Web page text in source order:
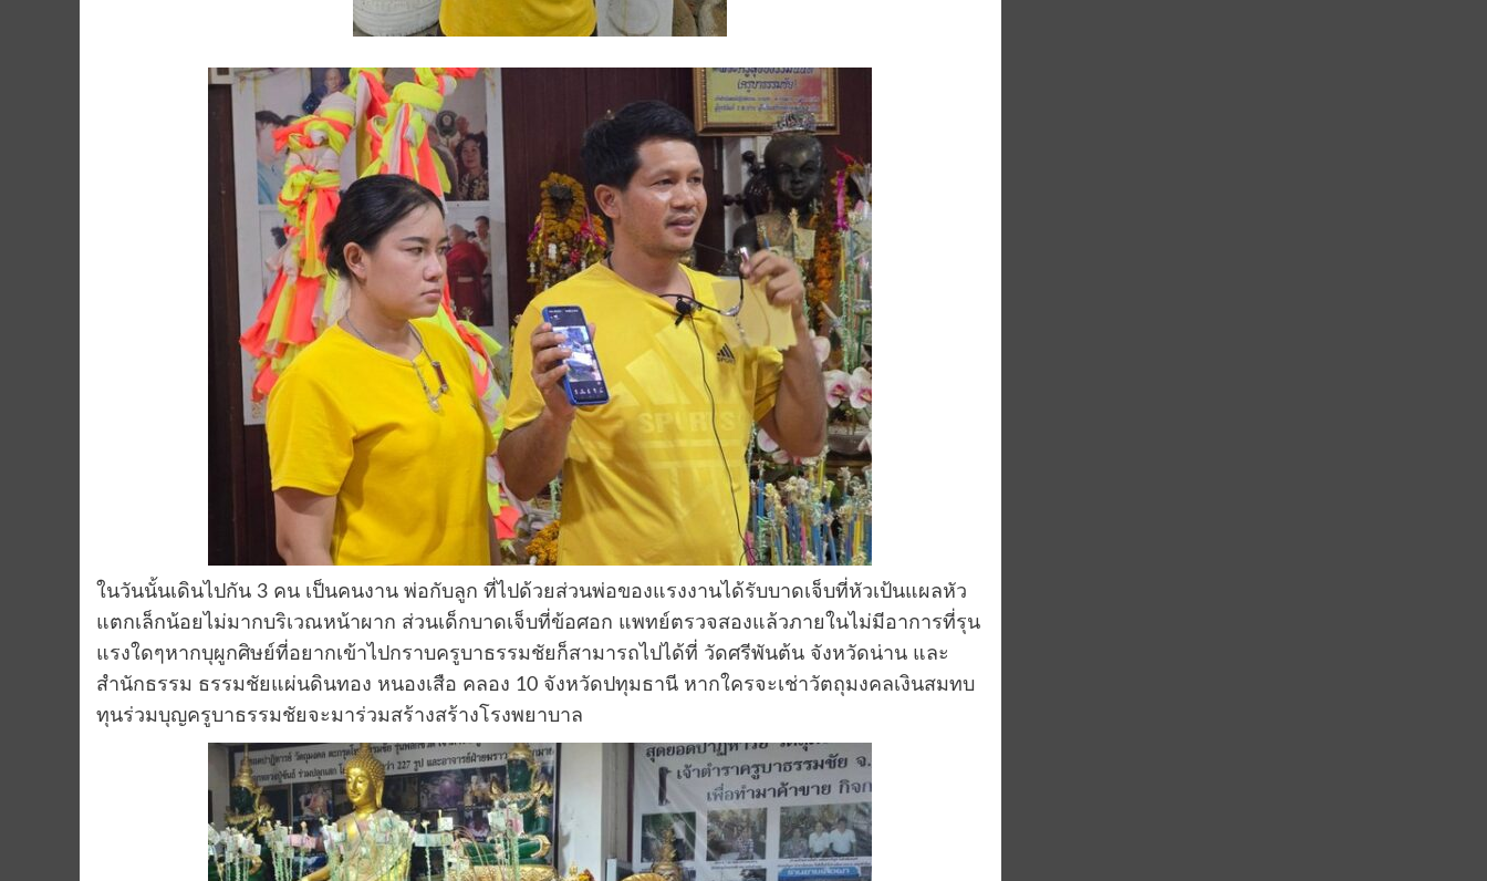
ในวันนั้นเดินไปกัน 3 คน เป็นคนงาน พ่อกับลูก ที่ไปด้วยส่วนพ่อของแรงงานได้รับบาดเจ็บที่หัวเป้นแผลหัว
แตกเล็กน้อยไม่มากบริเวณหน้าผาก ส่วนเด็กบาดเจ็บที่ข้อศอก แพทย์ตรวจสองแล้วภายในไม่มีอาการที่รุน
แรงใดๆหากบุผูกศิษย์ที่อยากเข้าไปกราบครูบาธรรมชัยก็สามารถไปได้ที่ วัดศรีพันต้น จังหวัดน่าน และ
สำนักธรรม ธรรมชัยแผ่นดินทอง หนองเสือ คลอง 10 จังหวัดปทุมธานี หากใครจะเช่าวัตถุมงคลเงินสมทบ
ทุนร่วมบุญครูบาธรรมชัยจะมาร่วมสร้างสร้างโรงพยาบาล